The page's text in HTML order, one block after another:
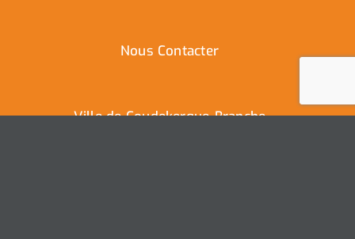
Nous Contacter
Ville de Coudekerque-Branche